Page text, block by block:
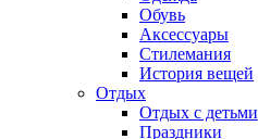
Обувь
Аксессуары
Стилемания
История вещей
Отдых
Отдых с детьми
Праздники